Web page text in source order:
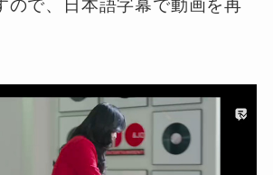
ので、日本語字幕で動画を再